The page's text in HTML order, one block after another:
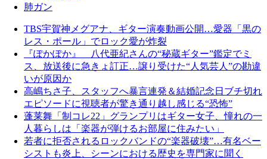
肺ガン
TBS宇賀神メグアナ、ギター演奏動画公開…愛器「黒の
レス・ポール」でロック愛が炸裂
『ぽかぽか』 八代亜紀さんの“秘蔵ギター”鑑定でミ
ス、放送後に急きょ訂正…譲り受けた“人気芸人”の勘違
いが原因か
高嶋ちさ子、スタッフへ暴言連発＆結婚記念日ブチ切れ
エピソードに視聴者が驚き通り越し感じる“恐怖”
蓬莱舞「制コレ22」グランプリはギター女子、憧れの一
人暮らしは「楽器が弾けるお部屋に住みたい」
若者に拒否されるロックバンドの“楽器破壊”…有名ベー
シストも炎上、シーンにおける歴史を専門家に聞く